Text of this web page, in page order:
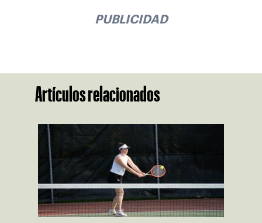
PUBLICIDAD
Artículos relacionados